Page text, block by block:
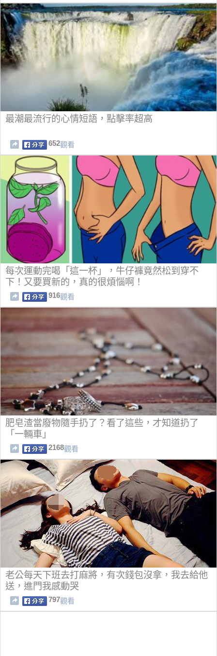
最潮最流行的心情短語，點擊率超高
652觀看
每次運動完喝「這一杯」，牛仔褲竟然松到穿不
下！又要買新的，真的很煩惱啊！
916觀看
肥皂渣當廢物隨手扔了？看了這些，才知道扔了
「一輛車」
2168觀看
老公每天下班去打麻將，有次錢包沒拿，我去給他
送，進門我感動哭
797觀看